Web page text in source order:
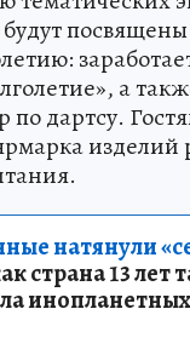
посвящены
а
по дартсу.
изделий
натянули
страна 13 лет